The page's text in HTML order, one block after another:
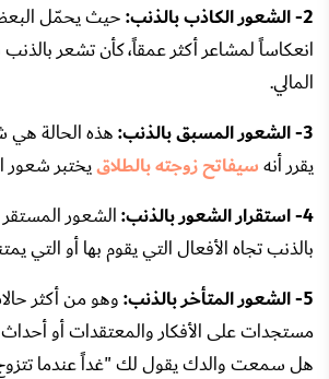
2- الشعور الكاذب بالذنب:
حيث يحمّل البعض
انعكاساً لمشاعر أكثر عمقاً، كأن تشعر
المالي.
3- الشعور المسبق بالذنب:
هذه الحالة هي
يقرر أنهسيفاتح زوجته بالطلاقيختبر شعور
4- استقرار الشعور بالذنب: الشعور
بالذنب تجاه الأفعال التي يقوم بها أو
5- الشعور المتأخر بالذنب:
وهو من أكثر
مستجدات على الأفكار والمعتقدات أو أحداث
هل سمعت والدك يقول لك "غداً عندما